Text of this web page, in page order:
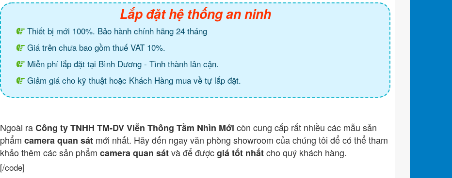
Lắp đặt hệ thống an ninh
Thiết bị mới 100%. Bảo hành chính hãng 24 tháng
Giá trên chưa bao gồm thuế VAT 10%.
Miễn phí lắp đặt tại Bình Dương - Tình thành lân cận.
Giảm giá cho kỹ thuật hoặc Khách Hàng mua về tự lắp đặt.
Ngoài raCông ty TNHH TM-DV Viễn Thông Tầm Nhìn Mới còn cung cấp rất nhiều các mẫu sản
phẩm camera quan sát mới nhất. Hãy đến ngay văn phòng showroom của chúng tôi để có thể tham
khảo thêm các sản phẩm camera quan sátvà để đượcgiá tốt nhấtcho quý khách hàng.
[/code]